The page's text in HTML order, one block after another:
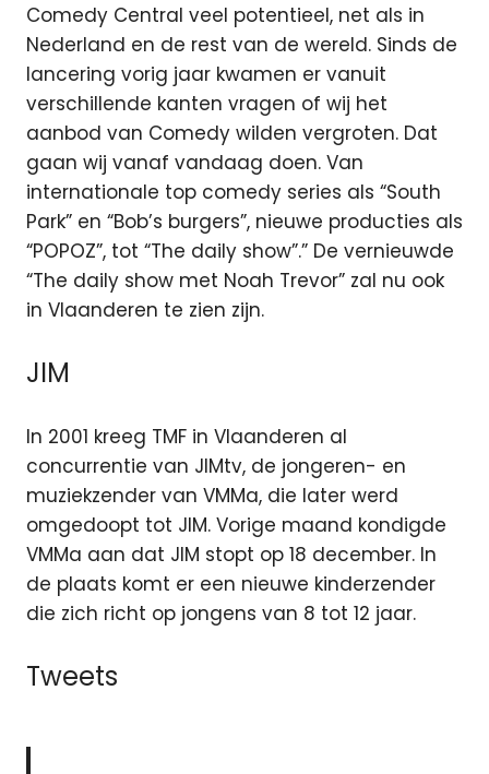
Comedy Central veel potentieel, net als in
Nederland en de rest van de wereld. Sinds de
lancering vorig jaar kwamen er vanuit
verschillende kanten vragen of wij het
aanbod van Comedy wilden vergroten. Dat
gaan wij vanaf vandaag doen. Van
internationale top comedy series als “South
Park” en “Bob’s burgers”, nieuwe producties als
“POPOZ”, tot “The daily show”.” De vernieuwde
“The daily show met Noah Trevor” zal nu ook
in Vlaanderen te zien zijn.
JIM
In 2001 kreeg TMF in Vlaanderen al
concurrentie van JIMtv, de jongeren- en
muziekzender van VMMa, die later werd
omgedoopt tot JIM. Vorige maand kondigde
VMMa aan dat JIM stopt op 18 december. In
de plaats komt er een nieuwe kinderzender
die zich richt op jongens van 8 tot 12 jaar.
Tweets